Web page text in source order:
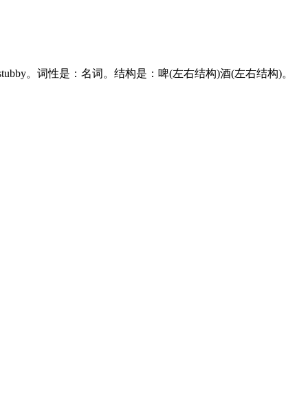
。词性是：名词。结构是：啤(左右结构)酒(左右结构)。